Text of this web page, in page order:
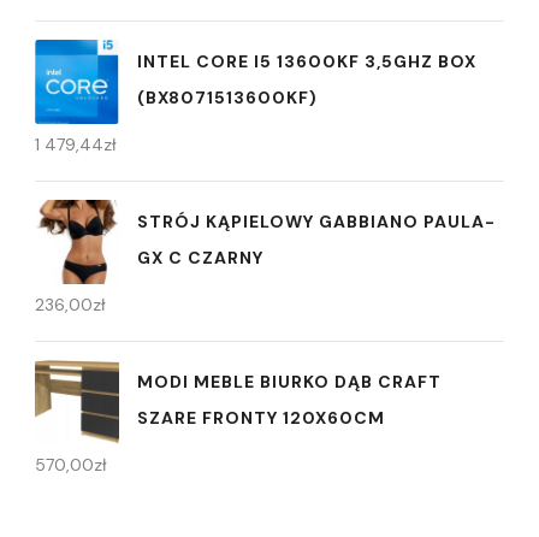
INTEL CORE I5 13600KF 3,5GHZ BOX
(BX8071513600KF)
1 479,44zł
STRÓJ KĄPIELOWY GABBIANO PAULA-
GX C CZARNY
236,00zł
MODI MEBLE BIURKO DĄB CRAFT
SZARE FRONTY 120X60CM
570,00zł